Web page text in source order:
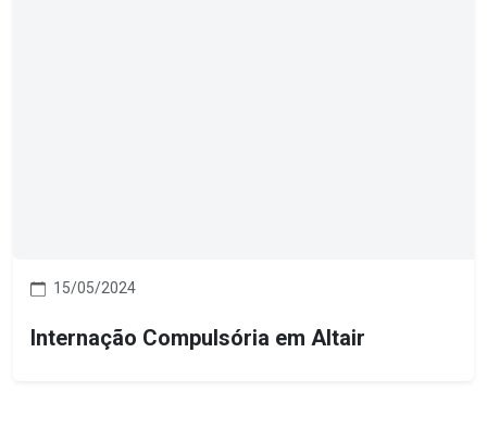
15/05/2024
Internação Compulsória em Altair